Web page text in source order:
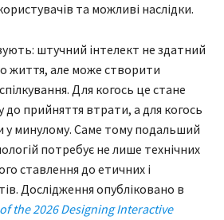
та можливі наслідки.
штучний інтелект не здатний
життя, але може створити
Для когось це стане
прийняття втрати, а для когось
у минулому. Саме тому подальший
потребує не лише технічних
ставлення до етичних і
Дослідження опубліковано в
the 2026 Designing Interactive